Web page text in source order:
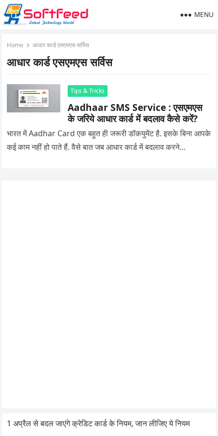
MENU
Home आधार कार्ड एसएमएस सर्विस
आधार कार्ड एसएमएस सर्विस
Tips & Tricks
Aadhaar SMS Service : एसएमएस
के जरिये आधार कार्ड में बदलाव कैसे करें?
भारत में Aadhar Card एक बहुत ही जरूरी डॉकयुमेंट है. इसके बिना आपके
कई काम नहीं हो पाते हैं. वैसे बात जब आधार कार्ड में बदलाव करने…
1 अप्रैल से बदल जाएंगे क्रेडिट कार्ड के नियम, जान लीजिए ये नियम